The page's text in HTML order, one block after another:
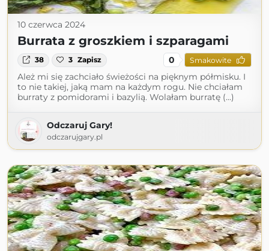
10 czerwca 2024
Burrata z groszkiem i szparagami
38 3 Zapisz 0 Smakowite
Ależ mi się zachciało świeżości na pięknym półmisku. I
to nie takiej, jaką mam na każdym rogu. Nie chciałam
burraty z pomidorami i bazylią. Wolałam burratę (...)
Odczaruj Gary!
odczarujgary.pl